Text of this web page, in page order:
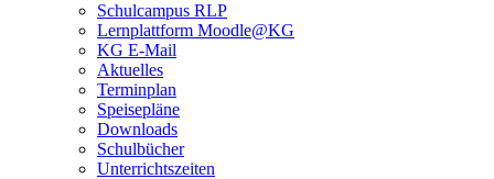
Schulcampus RLP
Lernplattform Moodle@KG
KG E-Mail
Aktuelles
Terminplan
Speisepläne
Downloads
Schulbücher
Unterrichtszeiten